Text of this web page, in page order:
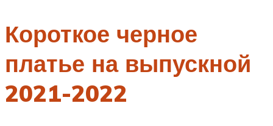
Короткое черное
платье на выпускной
2021-2022